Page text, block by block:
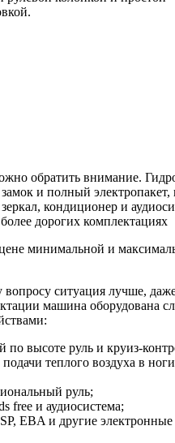
обратить внимание.
и полный электропакет,
кондиционер и
дорогих комплектациях
минимальной и
вопросу ситуация лучше,
машина оборудована
по высоте руль и круиз-
теплого воздуха в
руль;
free и аудиосистема;
EBA и другие электронные